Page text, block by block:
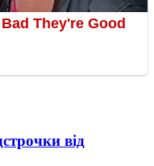
від